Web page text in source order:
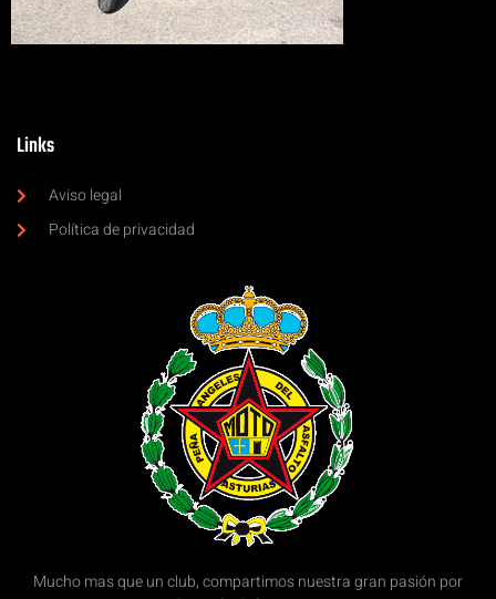
Links
Aviso legal
Política de privacidad
Mucho mas que un club, compartimos nuestra gran pasión por